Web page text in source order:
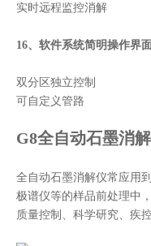
实时远程监控消解
16、软件系统简明操作界面
双分区独立控制
可自定义管路
G8全自动石墨消
全自动石墨消解仪常应用
极谱仪等的样品前处理中
质量控制、科学研究、疾